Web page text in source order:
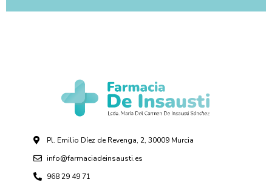
Pl. Emilio Díez de Revenga, 2, 30009 Murcia
info@farmaciadeinsausti.es
968 29 49 71